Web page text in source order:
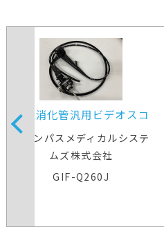
上部消化管汎用ビデオスコ
ープ
オリンパスメディカルシステ
ムズ株式会社
GIF-Q260J